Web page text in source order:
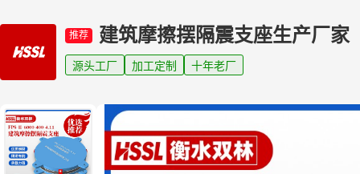
推荐 建筑摩擦摆隔震支座生产厂家
源头工厂 加工定制 十年老厂